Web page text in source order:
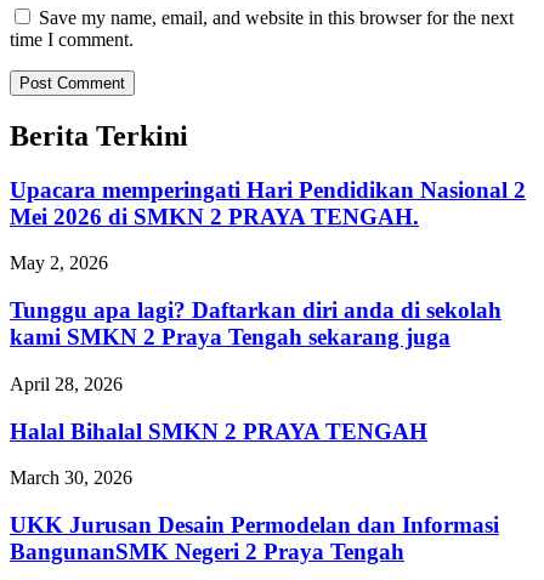
Save my name, email, and website in this browser for the next
time I comment.
Berita Terkini
Upacara memperingati Hari Pendidikan Nasional 2
Mei 2026 di SMKN 2 PRAYA TENGAH.
May 2, 2026
Tunggu apa lagi? Daftarkan diri anda di sekolah
kami SMKN 2 Praya Tengah sekarang juga
April 28, 2026
Halal Bihalal SMKN 2 PRAYA TENGAH
March 30, 2026
UKK Jurusan Desain Permodelan dan Informasi
BangunanSMK Negeri 2 Praya Tengah